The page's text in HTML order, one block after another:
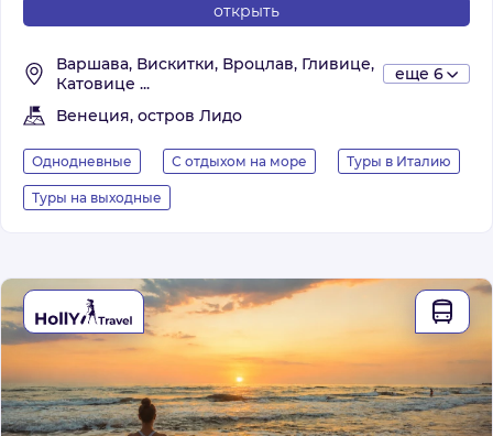
открыть
Варшава, Вискитки, Вроцлав, Гливице,
Катовице ...
еще 6
Венеция, остров Лидо
Однодневные С отдыхом на море Туры в Италию
Туры на выходные